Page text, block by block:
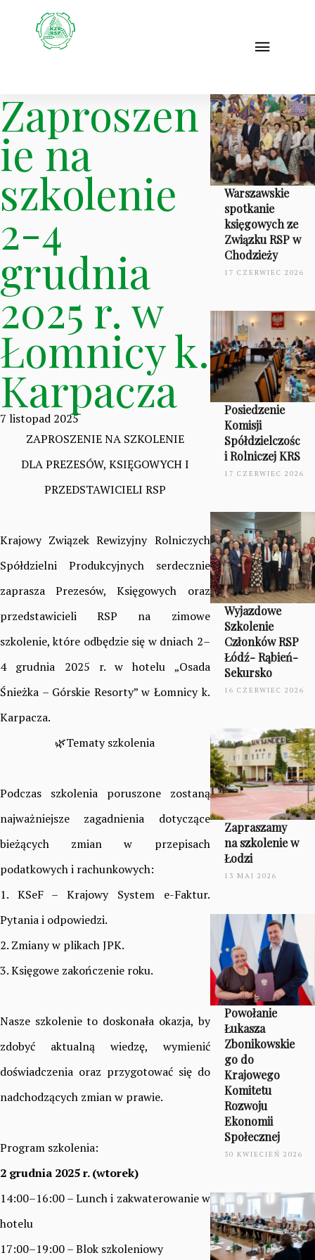
Zaproszen
ie na
szkolenie
2-4
grudnia
2025 r. w
Łomnicy k.
Karpacza
7 listopad 2025
ZAPROSZENIE NA SZKOLENIE
DLA PREZESÓW, KSIĘGOWYCH I
PRZEDSTAWICIELI RSP
Krajowy Związek Rewizyjny Rolniczych
Spółdzielni Produkcyjnych serdecznie
zaprasza Prezesów, Księgowych oraz
przedstawicieli RSP na zimowe
szkolenie, które odbędzie się w dniach 2–
4 grudnia 2025 r. w hotelu „Osada
Śnieżka – Górskie Resorty” w Łomnicy k.
Karpacza.
🌿Tematy szkolenia
Podczas szkolenia poruszone zostaną
najważniejsze zagadnienia dotyczące
bieżących zmian w przepisach
podatkowych i rachunkowych:
1. KSeF – Krajowy System e-Faktur.
Pytania i odpowiedzi.
2. Zmiany w plikach JPK.
3. Księgowe zakończenie roku.
Nasze szkolenie to doskonała okazja, by
zdobyć aktualną wiedzę, wymienić
doświadczenia oraz przygotować się do
nadchodzących zmian w prawie.
Program szkolenia:
2 grudnia 2025 r. (wtorek)
14:00–16:00 – Lunch i zakwaterowanie w
hotelu
17:00–19:00 – Blok szkoleniowy
Warszawskie
spotkanie
księgowych ze
Związku RSP w
Chodzieży
17 CZERWIEC 2026
Posiedzenie
Komisji
Spółdzielczośc
i Rolniczej KRS
17 CZERWIEC 2026
Wyjazdowe
Szkolenie
Członków RSP
Łódź- Rąbień-
Sekursko
16 CZERWIEC 2026
Zapraszamy
na szkolenie w
Łodzi
13 MAJ 2026
Powołanie
Łukasza
Zbonikowskie
go do
Krajowego
Komitetu
Rozwoju
Ekonomii
Społecznej
30 KWIECIEŃ 2026